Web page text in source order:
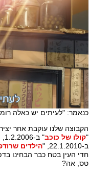
כנאמר: "לעיתים יש כאלה
הקבוצה שלנו עוקבת אחר
"קולו של כוכב" ב-1.2.2006, ואז הסרט "
ב-22.1.2010, "
הילדים
טס, אה?